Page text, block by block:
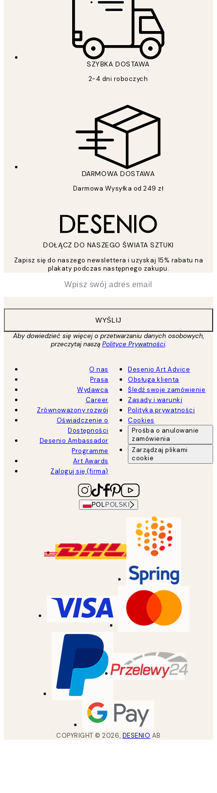
SZYBKA DOSTAWA
2-4 dni roboczych
DARMOWA DOSTAWA
Darmowa Wysyłka od 249 zł
DOŁĄCZ DO NASZEGO ŚWIATA SZTUKI
Zapisz się do naszego newslettera i uzyskaj 15% rabatu na
plakaty podczas następnego zakupu.
WYŚLIJ
Aby dowiedzieć się więcej o przetwarzaniu danych osobowych,
przeczytaj naszą Polityce Prywatności.
O nas
Prasa
Wydawca
Career
Zrównoważony rozwój
Oświadczenie o
Dostępności
Desenio Ambassador
Programme
Art Awards
Zaloguj się (firma)
Desenio Art Advice
Obsługa klienta
Śledź swoje zamówienie
Zasady i warunki
Polityka prywatności
Cookies
Prośba o anulowanie
zamówienia
Zarządzaj plikami
cookie
POL POLSKI
COPYRIGHT ©2026, DESENIO AB